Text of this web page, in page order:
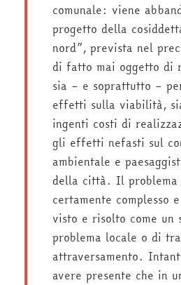
comunale: viene
progetto della
nord”, prevista nel
di fatto mai oggetto di
sia – e soprattutto –
effetti sulla viabilità,
ingenti costi di
gli effetti nefasti sul
ambientale e
della città. Il
certamente complesso
visto e risolto come un
problema locale o di
attraversamento.
avere presente che in